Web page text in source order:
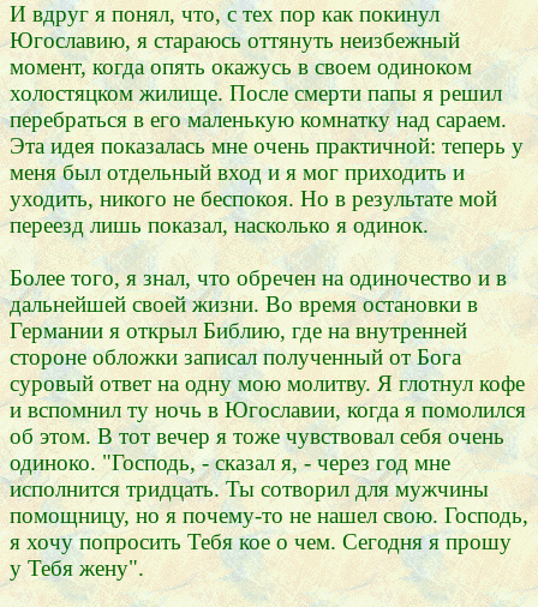
И вдруг я понял, что, с тех пор как покинул
Югославию, я стараюсь оттянуть неизбежный
момент, когда опять окажусь в своем одиноком
холостяцком жилище. После смерти папы я решил
перебраться в его маленькую комнатку над сараем.
Эта идея показалась мне очень практичной: теперь у
меня был отдельный вход и я мог приходить и
уходить, никого не беспокоя. Но в результате мой
переезд лишь показал, насколько я одинок.
Более того, я знал, что обречен на одиночество и в
дальнейшей своей жизни. Во время остановки в
Германии я открыл Библию, где на внутренней
стороне обложки записал полученный от Бога
суровый ответ на одну мою молитву. Я глотнул кофе
и вспомнил ту ночь в Югославии, когда я помолился
об этом. В тот вечер я тоже чувствовал себя очень
одиноко. "Господь, - сказал я, - через год мне
исполнится тридцать. Ты сотворил для мужчины
помощницу, но я почему-то не нашел свою. Господь,
я хочу попросить Тебя кое о чем. Сегодня я прошу
у Тебя жену".